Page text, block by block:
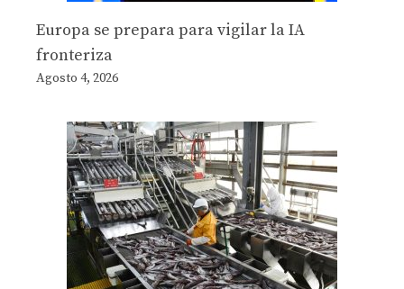
Europa se prepara para vigilar la IA
fronteriza
Agosto 4, 2026